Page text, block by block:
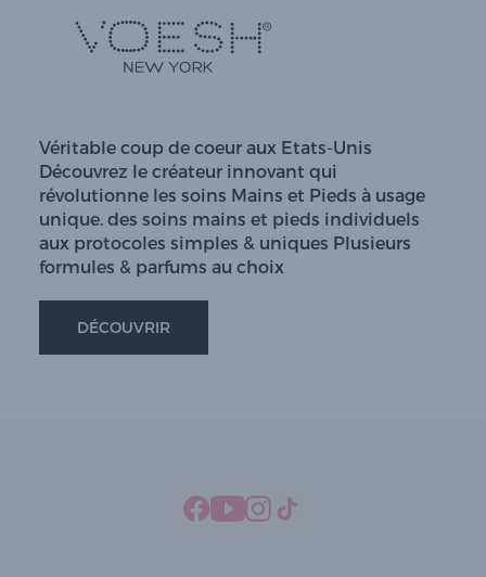
Véritable coup de coeur aux Etats-Unis
Découvrez le créateur innovant qui
révolutionne les soins Mains et Pieds à usage
unique. des soins mains et pieds individuels
aux protocoles simples & uniques Plusieurs
formules & parfums au choix
DÉCOUVRIR